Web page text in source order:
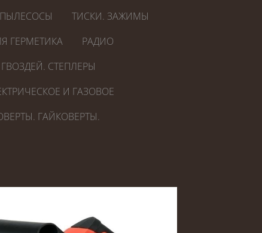
ПЫЛЕСОСЫ
ТИСКИ. ЗАЖИМЫ
ГЕРМЕТИКА
РАДИО
СТЕПЛЕРЫ
И ГАЗОВОЕ
ГАЙКОВЕРТЫ.